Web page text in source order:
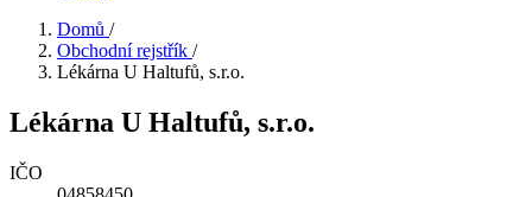
Domů /
Obchodní rejstřík /
Lékárna U Haltufů, s.r.o.
Lékárna U Haltufů, s.r.o.
IČO